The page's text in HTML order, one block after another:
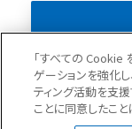
ニュース(35)
「すべての Cookie
ゲーションを強化
ティング活動を支
ことに同意したこと